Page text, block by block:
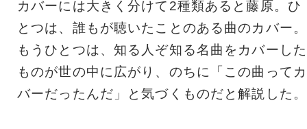
カバーには大きく分けて2種類あると藤原。ひ
とつは、誰もが聴いたことのある曲のカバー。
もうひとつは、知る人ぞ知る名曲をカバーした
ものが世の中に広がり、のちに「この曲ってカ
バーだったんだ」と気づくものだと解説した。